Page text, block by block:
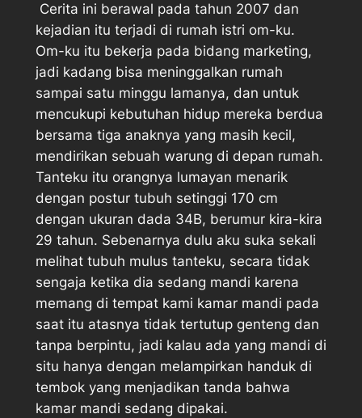
Cerita ini berawal pada tahun 2007 dan
kejadian itu terjadi di rumah istri om-ku.
Om-ku itu bekerja pada bidang marketing,
jadi kadang bisa meninggalkan rumah
sampai satu minggu lamanya, dan untuk
mencukupi kebutuhan hidup mereka berdua
bersama tiga anaknya yang masih kecil,
mendirikan sebuah warung di depan rumah.
Tanteku itu orangnya lumayan menarik
dengan postur tubuh setinggi 170 cm
dengan ukuran dada 34B, berumur kira-kira
29 tahun. Sebenarnya dulu aku suka sekali
melihat tubuh mulus tanteku, secara tidak
sengaja ketika dia sedang mandi karena
memang di tempat kami kamar mandi pada
saat itu atasnya tidak tertutup genteng dan
tanpa berpintu, jadi kalau ada yang mandi di
situ hanya dengan melampirkan handuk di
tembok yang menjadikan tanda bahwa
kamar mandi sedang dipakai.